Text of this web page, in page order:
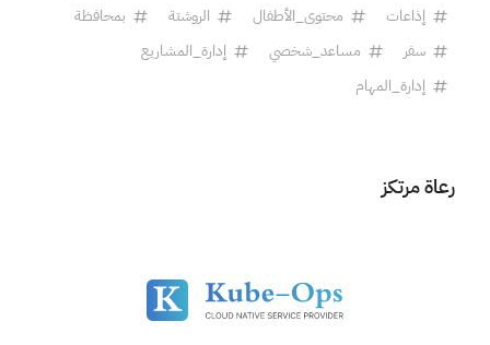
إذاعات محتوى_الأطفال الروشتة
بمحافظة
سفر
مساعد_شخصي
إدارة_المشاريع
إدارة_المهام
رعاة مرتكز